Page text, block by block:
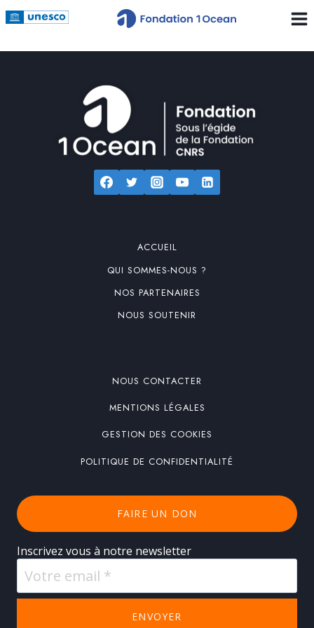
ACCUEIL
QUI SOMMES-NOUS ?
NOS PARTENAIRES
NOUS SOUTENIR
NOUS CONTACTER
MENTIONS LÉGALES
GESTION DES COOKIES
POLITIQUE DE CONFIDENTIALITÉ
FAIRE UN DON
Inscrivez vous à notre newsletter
ENVOYER